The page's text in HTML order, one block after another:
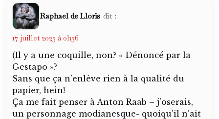
Raphael de Lloris dit :
17 juillet 2023 à 0h36
(Il y a une coquille, non? « Dénoncé par la
Gestapo »?
Sans que ça n’enlève rien à la qualité du
papier, hein!
Ça me fait penser à Anton Raab – j’oserais,
un personnage modianesque- quoiqu’il n’ait